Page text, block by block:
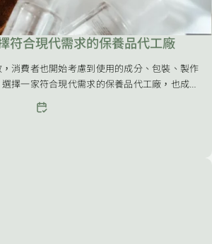
符合現代需求的保養品代工廠
消費者也開始考慮到使用的成分、包裝、製作
擇一家符合現代需求的保養品代工廠，也成為